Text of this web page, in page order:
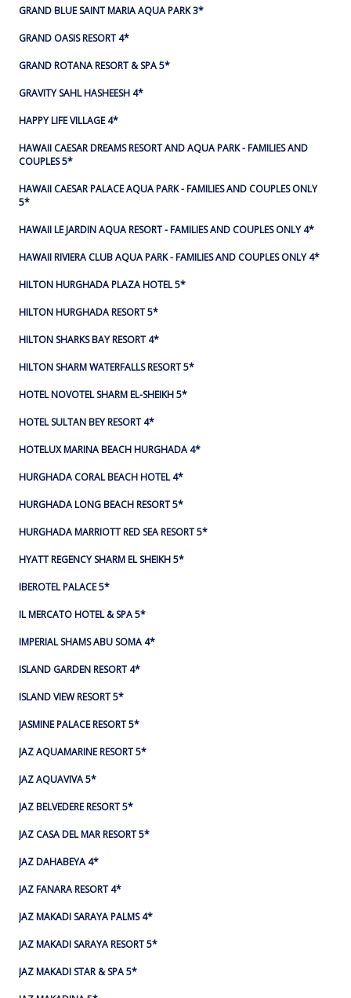
GRAND BLUE SAINT MARIA AQUA PARK 3*
GRAND OASIS RESORT 4*
GRAND ROTANA RESORT & SPA 5*
GRAVITY SAHL HASHEESH 4*
HAPPY LIFE VILLAGE 4*
HAWAII CAESAR DREAMS RESORT AND AQUA PARK - FAMILIES AND
COUPLES 5*
HAWAII CAESAR PALACE AQUA PARK - FAMILIES AND COUPLES ONLY
5*
HAWAII LE JARDIN AQUA RESORT - FAMILIES AND COUPLES ONLY 4*
HAWAII RIVIERA CLUB AQUA PARK - FAMILIES AND COUPLES ONLY 4*
HILTON HURGHADA PLAZA HOTEL 5*
HILTON HURGHADA RESORT 5*
HILTON SHARKS BAY RESORT 4*
HILTON SHARM WATERFALLS RESORT 5*
HOTEL NOVOTEL SHARM EL-SHEIKH 5*
HOTEL SULTAN BEY RESORT 4*
HOTELUX MARINA BEACH HURGHADA 4*
HURGHADA CORAL BEACH HOTEL 4*
HURGHADA LONG BEACH RESORT 5*
HURGHADA MARRIOTT RED SEA RESORT 5*
HYATT REGENCY SHARM EL SHEIKH 5*
IBEROTEL PALACE 5*
IL MERCATO HOTEL & SPA 5*
IMPERIAL SHAMS ABU SOMA 4*
ISLAND GARDEN RESORT 4*
ISLAND VIEW RESORT 5*
JASMINE PALACE RESORT 5*
JAZ AQUAMARINE RESORT 5*
JAZ AQUAVIVA 5*
JAZ BELVEDERE RESORT 5*
JAZ CASA DEL MAR RESORT 5*
JAZ DAHABEYA 4*
JAZ FANARA RESORT 4*
JAZ MAKADI SARAYA PALMS 4*
JAZ MAKADI SARAYA RESORT 5*
JAZ MAKADI STAR & SPA 5*